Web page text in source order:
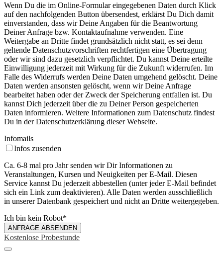
Wenn Du die im Online-Formular eingegebenen Daten durch Klick
auf den nachfolgenden Button übersendest, erklärst Du Dich damit
einverstanden, dass wir Deine Angaben für die Beantwortung
Deiner Anfrage bzw. Kontaktaufnahme verwenden. Eine
Weitergabe an Dritte findet grundsätzlich nicht statt, es sei denn
geltende Datenschutzvorschriften rechtfertigen eine Übertragung
oder wir sind dazu gesetzlich verpflichtet. Du kannst Deine erteilte
Einwilligung jederzeit mit Wirkung für die Zukunft widerrufen. Im
Falle des Widerrufs werden Deine Daten umgehend gelöscht. Deine
Daten werden ansonsten gelöscht, wenn wir Deine Anfrage
bearbeitet haben oder der Zweck der Speicherung entfallen ist. Du
kannst Dich jederzeit über die zu Deiner Person gespeicherten
Daten informieren. Weitere Informationen zum Datenschutz findest
Du in der Datenschutzerklärung dieser Webseite.
Infomails
Infos zusenden
Ca. 6-8 mal pro Jahr senden wir Dir Informationen zu
Veranstaltungen, Kursen und Neuigkeiten per E-Mail. Diesen
Service kannst Du jederzeit abbestellen (unter jeder E-Mail befindet
sich ein Link zum deaktivieren). Alle Daten werden ausschließlich
in unserer Datenbank gespeichert und nicht an Dritte weitergegeben.
Ich bin kein Robot*
ANFRAGE ABSENDEN
Kostenlose Probestunde